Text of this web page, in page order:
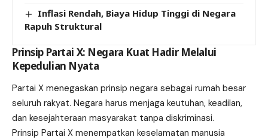
Inflasi Rendah, Biaya Hidup Tinggi di Negara
Rapuh Struktural
Prinsip Partai X: Negara Kuat Hadir Melalui
Kepedulian Nyata
Partai X menegaskan prinsip negara sebagai rumah besar
seluruh rakyat. Negara harus menjaga keutuhan, keadilan,
dan kesejahteraan masyarakat tanpa diskriminasi.
Prinsip Partai X menempatkan keselamatan manusia